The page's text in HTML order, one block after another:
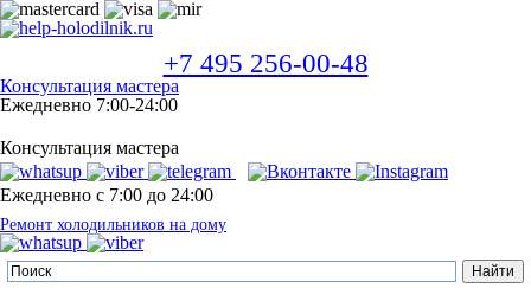
+7 495 256-00-48
Консультация мастера
Ежедневно 7:00-24:00
Консультация мастера
Ежедневно с 7:00 до 24:00
Ремонт холодильников на дому